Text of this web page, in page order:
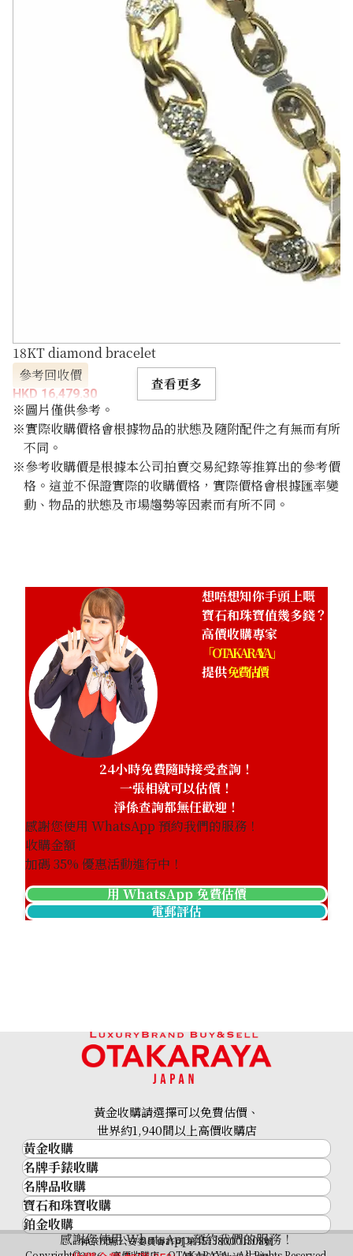
18KT diamond bracelet
參考回收價
HKD 16,479.30
查看更多
※圖片僅供參考。
※實際收購價格會根據物品的狀態及隨附配件之有無而有所
不同。
※參考收購價是根據本公司拍賣交易紀錄等推算出的參考價
格。這並不保證實際的收購價格，實際價格會根據匯率變
動、物品的狀態及市場趨勢等因素而有所不同。
想唔想知你手頭上嘅
寶石和珠寶值幾多錢？
高價收購專家
「OTAKARAYA」
提供免費估價
24小時免費隨時接受查詢！
一張相就可以估價！
淨係查詢都無任歡迎！
感謝您使用 WhatsApp 預約我們的服務！
收購金額
加碼35% 優惠活動進行中！
用 WhatsApp 免費估價
電郵評估
感謝您使用 WhatsApp 預約我們的服務！
黃金收購請選擇可以免費估價、
世界約1,940間以上高價收購店
黃金收購
黃金･金條
金條
金幣及銀幣
過去十年黃金價格
金飾
名牌手錶收購
名牌手錶收購
勞力士 (Rolex)
Patek Philippe
Audemars Piguet
名牌品收購
名牌品收購
HERMES
LOUIS VUITTON
寶石和珠寶收購
寶石和珠寶
鉑金收購
神奈川縣公安委員會許可 第451380001308號